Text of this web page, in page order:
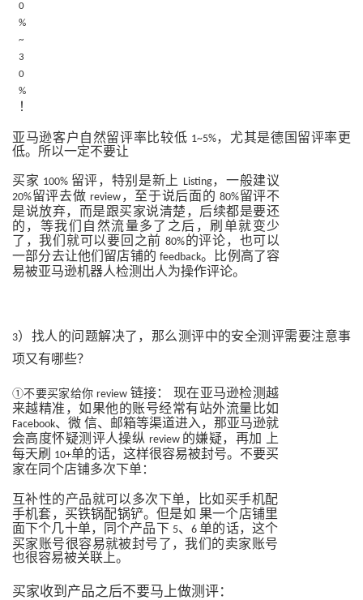
0
%
~
3
0
%
！
亚马逊客户自然留评率比较低 1~5%，尤其是德国留评率更
低。所以一定不要让
买家 100% 留评，特别是新上 Listing，一般建议
20%留评去做 review ，至于说后面的 80%留评不
是说放弃，而是跟买家说清楚，后续都是要还
的，等我们自然流量多了之后，刷单就变少
了，我们就可以要回之前 80%的评论，也可以
一部分去让他们留店铺的 feedback。比例高了容
易被亚马逊机器人检测出人为操作评论。
3）找人的问题解决了，那么测评中的安全测评需要注意事
项又有哪些？
①不要买家给你 review 链接：
现在亚马逊检测越
来越精准，如果他的账号经常有站外流量比如
Facebook、微 信、邮箱等渠道进入，那亚马逊就
会高度怀疑测评人操纵 review 的嫌疑，再加
上
每天刷 10+单的话，这样很容易被封号。不要买
家在同个店铺多次下单：
互补性的产品就可以多次下单，比如买手机配
手机套，买铁锅配锅铲。但是如 果一个店铺里
面下个几十单，同个产品下 5、6单的话，这个
买家账号很容易就被封号了，我们的卖家账号
也很容易被关联上。
买家收到产品之后不要马上做测评：